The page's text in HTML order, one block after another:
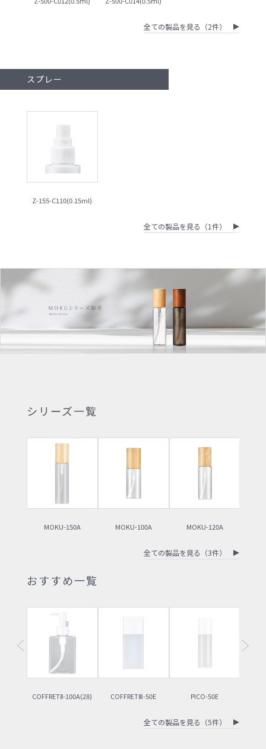
全ての製品を見る（2件）
スプレー
Z-155-C110(0.15ml)
全ての製品を見る（1件）
シリーズ一覧
MOKU-150A MOKU-100A MOKU-120A
全ての製品を見る（3件）
おすすめ一覧
COFFRETⅡ-100A(28) COFFRETⅢ-50E PICO-50E
全ての製品を見る（5件）